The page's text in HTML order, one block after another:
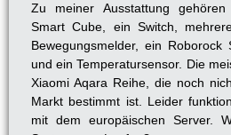
Zu meiner Ausstattung
Smart Cube, ein Switch,
Bewegungsmelder, ein Roborock
und ein Temperatursensor. Die
Xiaomi Aqara Reihe, die noch
Markt bestimmt ist. Leider
mit dem europäischen Server.